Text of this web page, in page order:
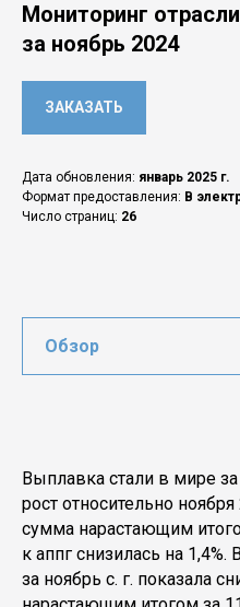
Мониторинг
за ноябрь 2024
ЗАКАЗАТЬ
Дата обновления: январь 2025 г.
Формат предоставления: В
Число страниц: 26
Выплавка стали в мире
рост относительно
сумма нарастающим
к аппг снизилась на
за ноябрь с. г. показала